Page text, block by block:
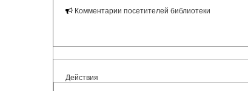
Комментарии посетителей библиотеки
Действия